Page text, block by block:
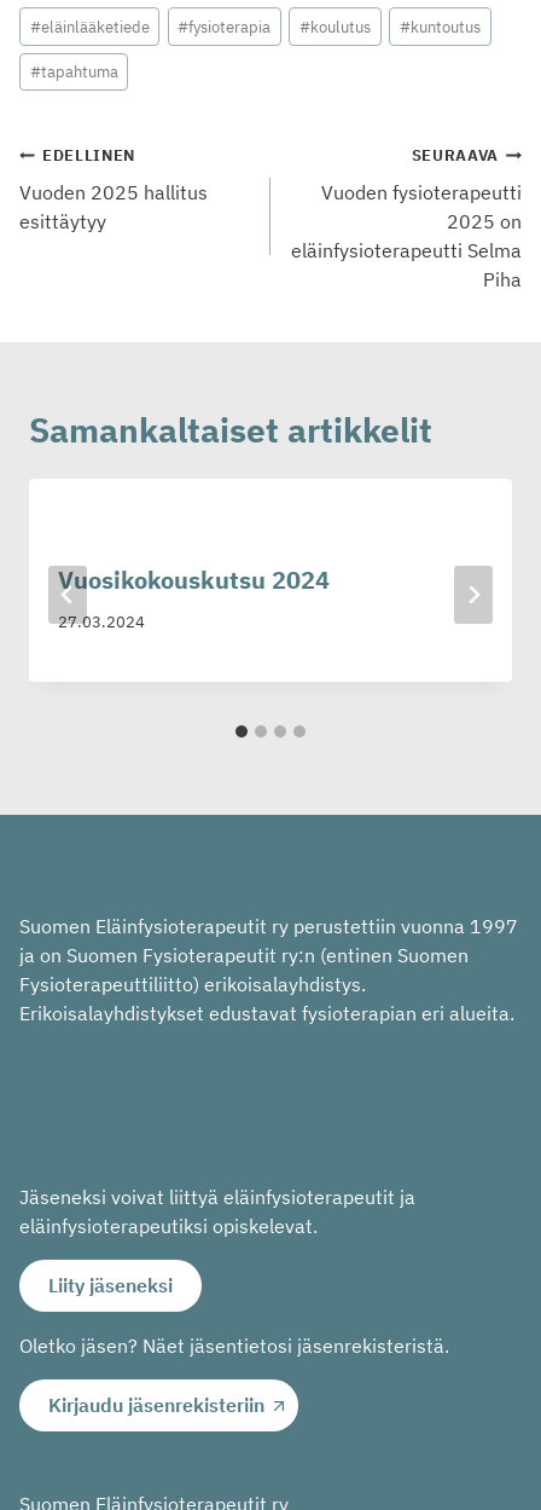
Avainsanat:
#eläinlääketiede #fysioterapia #koulutus #kuntoutus
#tapahtuma
Artikkelien
selaus
EDELLINEN
Vuoden 2025 hallitus
esittäytyy
SEURAAVA
Vuoden fysioterapeutti
2025 on
eläinfysioterapeutti Selma
Piha
Samankaltaiset artikkelit
Vuosikokouskutsu 2024
27.03.2024
Suomen Eläinfysioterapeutit ry perustettiin vuonna 1997
ja on Suomen Fysioterapeutit ry:n (entinen Suomen
Fysioterapeuttiliitto) erikoisalayhdistys.
Erikoisalayhdistykset edustavat fysioterapian eri alueita.
Jäseneksi voivat liittyä eläinfysioterapeutit ja
eläinfysioterapeutiksi opiskelevat.
Liity jäseneksi
Oletko jäsen? Näet jäsentietosi jäsenrekisteristä.
Kirjaudu jäsenrekisteriin
Suomen Eläinfysioterapeutit ry